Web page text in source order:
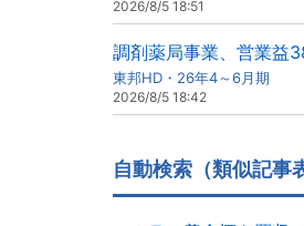
2026/8/5 18:51
調剤薬局事業、営業益
東邦HD・26年4～6月期
2026/8/5 18:42
自動検索（類似記事